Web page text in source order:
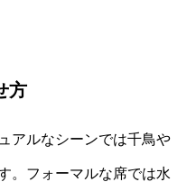
方
アルなシーンでは千鳥や
。フォーマルな席では水